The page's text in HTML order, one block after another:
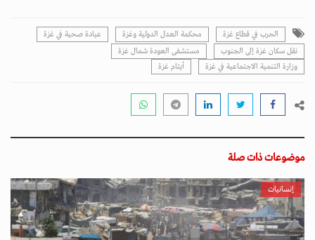
الحرب في قطاع غزة محكمة العدل الدولية وغزة
عيادة صحية في غزة
نقل سكان غزة إلى الجنوب
مستشفى العودة شمال غزة
وزارة التنمية الاجتماعية في غزة
أيتام غزة
موضوعات ذات صلة
إنسانيات